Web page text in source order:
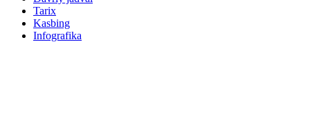
Tarix
Kasbing
Infografika